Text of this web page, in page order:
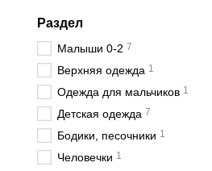
Раздел
Малыши 0-2 7
Верхняя одежда 1
Одежда для мальчиков 1
Детская одежда 7
Бодики, песочники 1
Человечки 1